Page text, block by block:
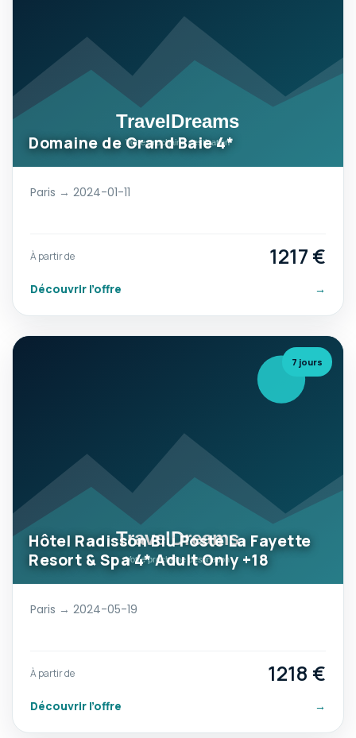
Domaine de Grand Baie 4*
Paris → 2024-01-11
À partir de 1217 €
Découvrir l’offre →
7 jours
Hôtel Radisson Blu Poste La Fayette
Resort & Spa 4* Adult Only +18
Paris → 2024-05-19
À partir de 1218 €
Découvrir l’offre →